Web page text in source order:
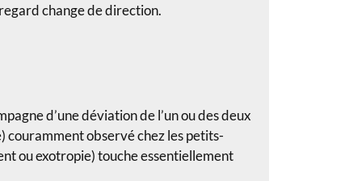
change de direction.
d’une déviation de l’un ou des deux
couramment observé chez les petits-
ou exotropie) touche essentiellement